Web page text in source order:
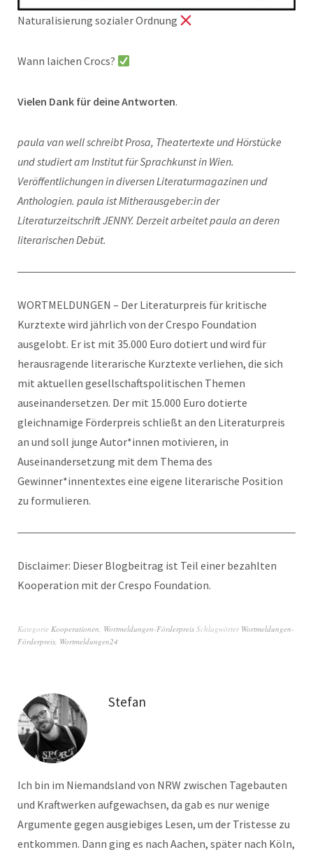
Naturalisierung sozialer Ordnung
Wann laichen Crocs?
Vielen Dank für deine Antworten.
paula van well schreibt Prosa, Theatertexte und Hörstücke
und studiert am Institut für Sprachkunst in Wien.
Veröffentlichungen in diversen Literaturmagazinen und
Anthologien. paula ist Mitherausgeber:in der
Literaturzeitschrift JENNY. Derzeit arbeitet paula an deren
literarischen Debüt.
WORTMELDUNGEN – Der Literaturpreis für kritische
Kurztexte wird jährlich von der Crespo Foundation
ausgelobt. Er ist mit 35.000 Euro dotiert und wird für
herausragende literarische Kurztexte verliehen, die sich
mit aktuellen gesellschaftspolitischen Themen
auseinandersetzen. Der mit 15.000 Euro dotierte
gleichnamige Förderpreis schließt an den Literaturpreis
an und soll junge Autor*innen motivieren, in
Auseinandersetzung mit dem Thema des
Gewinner*innentextes eine eigene literarische Position
zu formulieren.
Disclaimer: Dieser Blogbeitrag ist Teil einer bezahlten
Kooperation mit der Crespo Foundation.
Kategorie Kooperationen, Wortmeldungen-Förderpreis Schlagwörter Wortmeldungen-
Förderpreis, Wortmeldungen24
Stefan
Ich bin im Niemandsland von NRW zwischen Tagebauten
und Kraftwerken aufgewachsen, da gab es nur wenige
Argumente gegen ausgiebiges Lesen, um der Tristesse zu
entkommen. Dann ging es nach Aachen, später nach Köln,